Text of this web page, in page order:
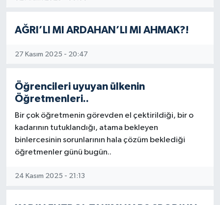
AĞRI’LI MI ARDAHAN’LI MI AHMAK?!
27 Kasım 2025 - 20:47
Öğrencileri uyuyan ülkenin
Öğretmenleri..
Bir çok öğretmenin görevden el çektirildiği, bir o
kadarının tutuklandığı, atama bekleyen
binlercesinin sorunlarının hala çözüm beklediği
öğretmenler günü bugün..
24 Kasım 2025 - 21:13